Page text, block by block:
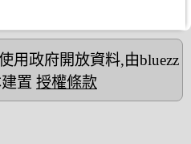
用政府開放資料,由bluezz
置 授權條款